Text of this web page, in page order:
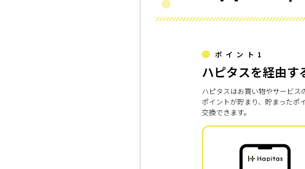
ポイント1
ハピタスを経由す
ハピタスはお買い物やサービス
ポイントが貯まり、貯まったポ
交換できます。